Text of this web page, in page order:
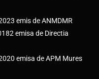
emis de ANMDMR
emisa de Directia
emisa de APM Mures